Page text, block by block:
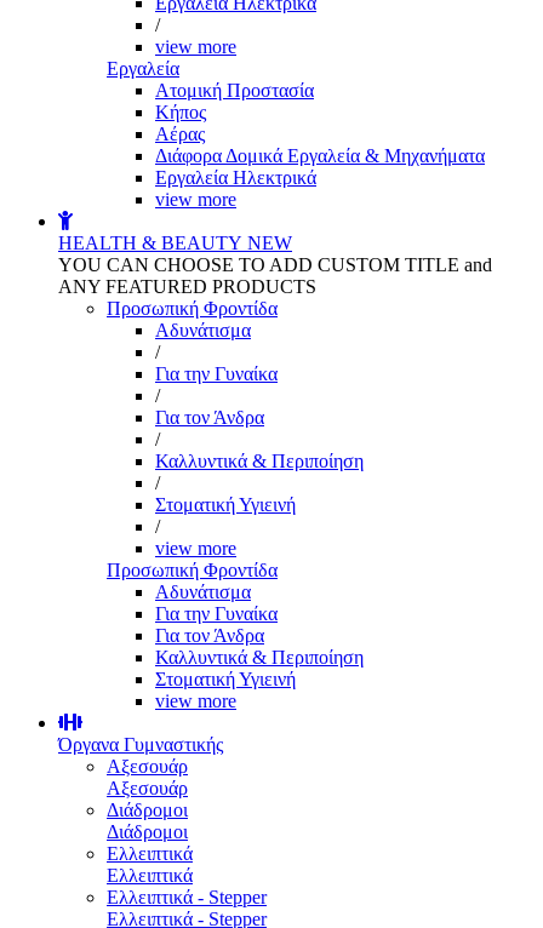
/
view more
Εργαλεία
Aτομική Προστασία
Kήπος
Αέρας
Διάφορα Δομικά Εργαλεία & Μηχανήματα
Εργαλεία Ηλεκτρικά
view more
HEALTH & BEAUTY NEW
YOU CAN CHOOSE TO ADD CUSTOM TITLE and
ANY FEATURED PRODUCTS
Προσωπική Φροντίδα
Αδυνάτισμα
/
Για την Γυναίκα
/
Για τον Άνδρα
/
Καλλυντικά & Περιποίηση
/
Στοματική Υγιεινή
/
view more
Προσωπική Φροντίδα
Αδυνάτισμα
Για την Γυναίκα
Για τον Άνδρα
Καλλυντικά & Περιποίηση
Στοματική Υγιεινή
view more
Όργανα Γυμναστικής
Αξεσουάρ
Αξεσουάρ
Διάδρομοι
Διάδρομοι
Ελλειπτικά
Ελλειπτικά
Ελλειπτικά - Stepper
Ελλειπτικά - Stepper